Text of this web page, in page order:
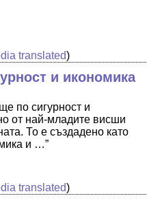
translated)
и икономика
по сигурност и
от най-младите висши
То е създадено като
и …”
translated)